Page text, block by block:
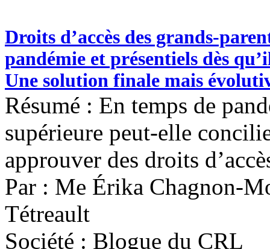
Droits d’accès des grands-
pandémie et présentiels dès
Une solution finale mais
Résumé : En temps de
supérieure peut-elle
approuver des droits
Par : Me Érika Chagnon-
Tétreault
Société : Blogue du CRL